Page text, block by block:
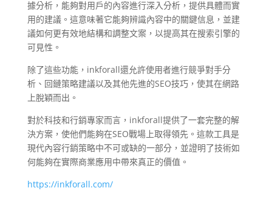
據分析，能夠對用戶的內容進行深入分析，提供具體而實
用的建議。這意味著它能夠辨識內容中的關鍵信息，並建
議如何更有效地結構和調整文案，以提高其在搜索引擎的
可見性。
除了這些功能，inkforall還允許使用者進行競爭對手分
析、回鏈策略建議以及其他先進的SEO技巧，使其在網路
上脫穎而出。
對於科技和行銷專家而言，inkforall提供了一套完整的解
決方案，使他們能夠在SEO戰場上取得領先。這款工具是
現代內容行銷策略中不可或缺的一部分，並證明了技術如
何能夠在實際商業應用中帶來真正的價值。
https://inkforall.com/